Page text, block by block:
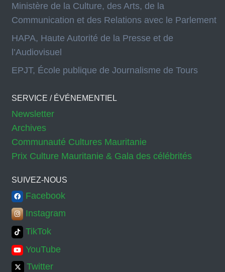
Ministère de la Culture, des Arts, de la
Communication et des Relations avec le Parlement
HAPA, Haute Autorité de la Presse et de
l’Audiovisuel
EPJT, École publique de Journalisme de Tours
SERVICE / ÉVÉNEMENTIEL
Newsletter
Archives
Communauté Cultures Mauritanie
Prix Culture Mauritanie & Gala des célébrités
SUIVEZ-NOUS
Facebook
Instagram
TikTok
YouTube
Twitter